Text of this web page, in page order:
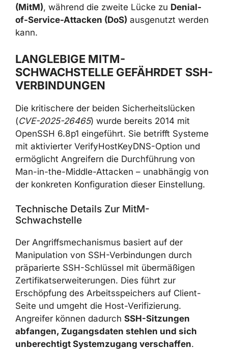
(MitM), während die zweite Lücke zu Denial-
of-Service-Attacken (DoS) ausgenutzt werden
kann.
LANGLEBIGE MITM-
SCHWACHSTELLE GEFÄHRDET SSH-
VERBINDUNGEN
Die kritischere der beiden Sicherheitslücken
(CVE-2025-26465) wurde bereits 2014 mit
OpenSSH 6.8p1 eingeführt. Sie betrifft Systeme
mit aktivierter VerifyHostKeyDNS-Option und
ermöglicht Angreifern die Durchführung von
Man-in-the-Middle-Attacken – unabhängig von
der konkreten Konfiguration dieser Einstellung.
Technische Details Zur MitM-
Schwachstelle
Der Angriffsmechanismus basiert auf der
Manipulation von SSH-Verbindungen durch
präparierte SSH-Schlüssel mit übermäßigen
Zertifikatserweiterungen. Dies führt zur
Erschöpfung des Arbeitsspeichers auf Client-
Seite und umgeht die Host-Verifizierung.
Angreifer können dadurch SSH-Sitzungen
abfangen, Zugangsdaten stehlen und sich
unberechtigt Systemzugang verschaffen.